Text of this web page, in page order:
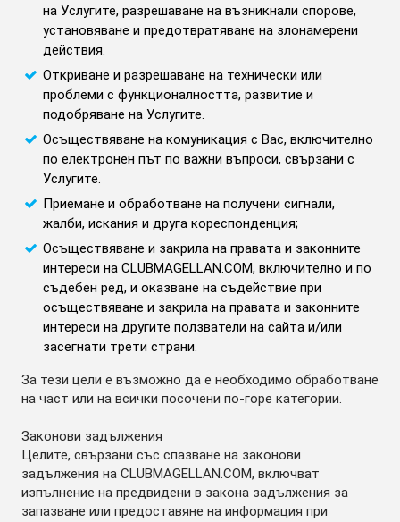
на Услугите, разрешаване на възникнали спорове,
установяване и предотвратяване на злонамерени
действия.
Откриване и разрешаване на технически или
проблеми с функционалността, развитие и
подобряване на Услугите.
Осъществяване на комуникация с Вас, включително
по електронен път по важни въпроси, свързани с
Услугите.
Приемане и обработване на получени сигнали,
жалби, искания и друга кореспонденция;
Осъществяване и закрила на правата и законните
интереси на CLUBMAGELLAN.COM, включително и по
съдебен ред, и оказване на съдействие при
осъществяване и закрила на правата и законните
интереси на другите ползватели на сайта и/или
засегнати трети страни.
За тези цели е възможно да е необходимо обработване
на част или на всички посочени по-горе категории.
Законови задължения
Целите, свързани със спазване на законови
задължения на CLUBMAGELLAN.COM, включват
изпълнение на предвидени в закона задължения за
запазване или предоставяне на информация при